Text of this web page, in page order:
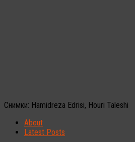
Снимки: Hamidreza Edrisi, Houri Taleshi
About
Latest Posts